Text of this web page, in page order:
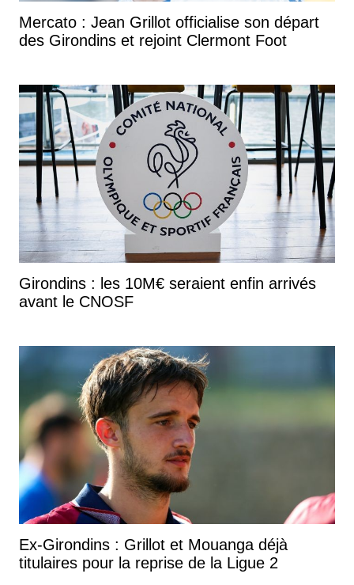
Mercato : Jean Grillot officialise son départ
des Girondins et rejoint Clermont Foot
Girondins : les 10M€ seraient enfin arrivés
avant le CNOSF
Ex-Girondins : Grillot et Mouanga déjà
titulaires pour la reprise de la Ligue 2